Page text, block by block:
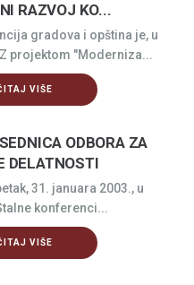
RAZVOJ KO...
gradova i opština je, u
projektom "Moderniza...
VIŠE
ODBORA ZA
DELATNOSTI
31. januara 2003., u
konferenci...
VIŠE